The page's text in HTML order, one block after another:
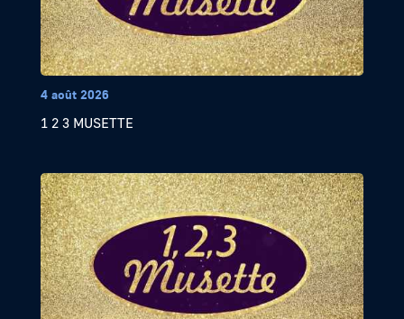
4 août 2026
1 2 3 MUSETTE